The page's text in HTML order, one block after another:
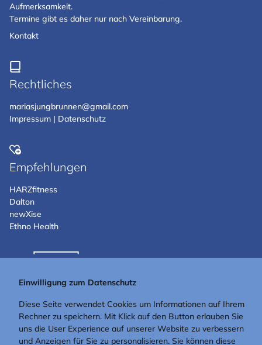
Aufmerksamkeit.
Termine gibt es daher nur nach Vereinbarung.
Kontakt
Rechtliches
mariasjungbrunnen@gmail.com
Impressum | Datenschutz
Empfehlungen
HARZfitness
Dalton
newXise
Ethno Health
Einwilligung zum Datenschutz
Diese Seite verwendet Cookies um Informationen auf Ihrem
Rechner zu speichern. Mit Klick auf den Button erlauben Sie
uns die User Experience auf unserer Website zu verbessern
und Anzeigen für Sie zu personalisieren. Sie können diese